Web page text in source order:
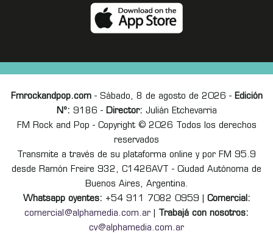
Fmrockandpop.com- Sábado, 8 de agosto de 2026 - Edición
Nº: 9186 - Director: Julián Etchevarria
FM Rock and Pop - Copyright © 2026 Todos los derechos
reservados
Transmite a través de su plataforma online y por FM 95.9
desde Ramón Freire 932, C1426AVT - Ciudad Autónoma de
Buenos Aires, Argentina.
Whatsapp oyentes: +54 911 7082 0959 | Comercial:
comercial@alphamedia.com.ar
Trabajá con nosotros:
cv@alphamedia.com.ar